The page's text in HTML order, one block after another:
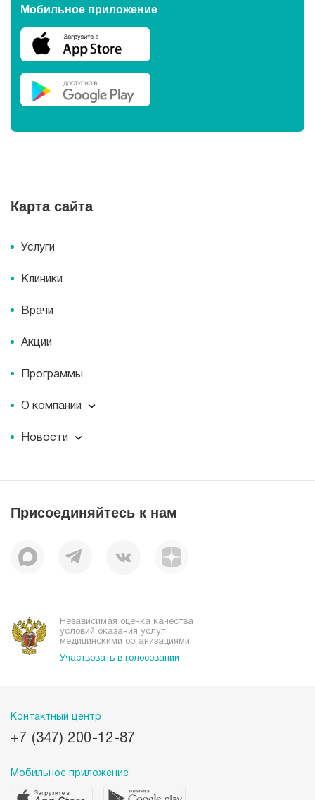
Мобильное приложение
Карта сайта
Услуги
Клиники
Врачи
Акции
Программы
О компании
О компании
Пациентам
Миссия
Корпоративная социальная ответственность
Наши преимущества
Новости
Пресс-центр
Присоединяйтесь к нам
Независимая оценка качества
условий оказания услуг
медицинскими организациями
Участвовать в голосовании
Контактный центр
+7 (347) 200-12-87
Мобильное приложение